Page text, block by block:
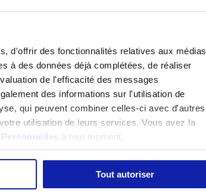
d'offrir des fonctionnalités relatives aux médias
à des données déjà complétées, de réaliser
de l'efficacité des messages
des informations sur l'utilisation de
qui peuvent combiner celles-ci avec d'autres
utilisation de leurs services. Vous avez la
à tout moment.
Tout autoriser
JOUEUSES 21 JUILLET 2026